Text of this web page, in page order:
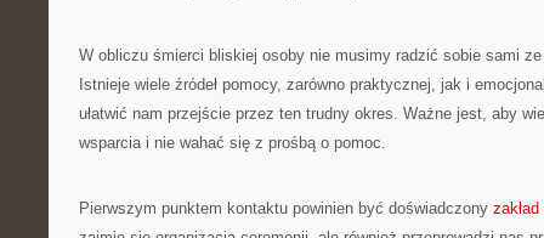
W obliczu śmierci bliskiej osoby nie musimy radzić sobie sami
Istnieje wiele źródeł pomocy, zarówno praktycznej, jak i
ułatwić nam przejście przez ten trudny okres. Ważne jest, aby
wsparcia i nie wahać się z prośbą o pomoc.
Pierwszym punktem kontaktu powinien być doświadczony